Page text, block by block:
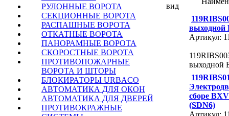
РУЛОННЫЕ ВОРОТА
СЕКЦИОННЫЕ ВОРОТА
РАСПАШНЫЕ ВОРОТА
ОТКАТНЫЕ ВОРОТА
ПАНОРАМНЫЕ ВОРОТА
СКОРОСТНЫЕ ВОРОТА
ПРОТИВОПОЖАРНЫЕ
ВОРОТА И ШТОРЫ
БЛОКИРАТОРЫ URBACO
АВТОМАТИКА ДЛЯ ОКОН
АВТОМАТИКА ДЛЯ ДВЕРЕЙ
ПРОТИВОКРАЖНЫЕ
вид
выходной
Артикул:
выходной
сборе
(SDN6)
Артикул: